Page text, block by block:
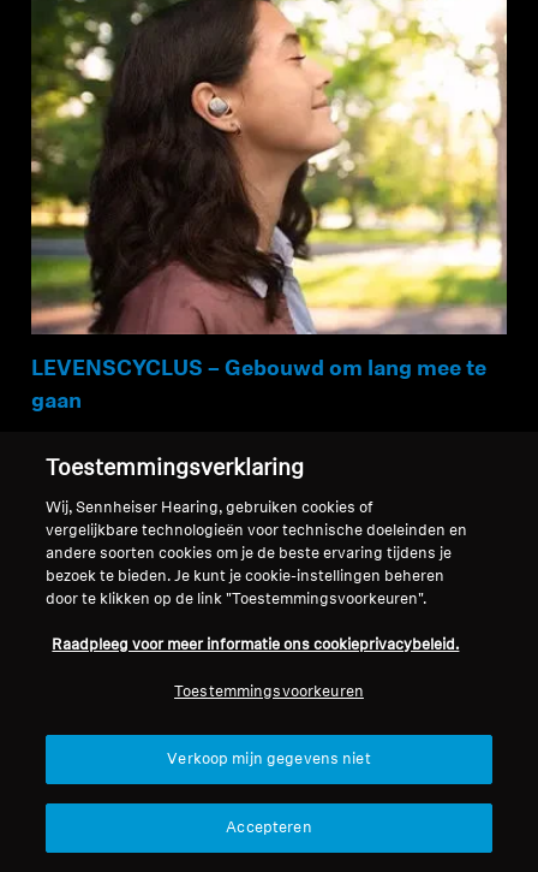
LEVENSCYCLUS – Gebouwd om lang mee te
gaan
Onze producten zijn gebouwd om lang
mee te gaan. Onze hoge
kwalificatienormen testen de stevigheid en
duurzaamheid met valtesten, tuimeltesten,
batterijlevensduur-testen en meer.
MOMENTUM True Wireless 4 zijn IP54-
gecertificeerd, spatwaterdicht en ook
Toestemmingsverklaring
Wij, Sennheiser Hearing, gebruiken cookies of
vergelijkbare technologieën voor technische doeleinden en
andere soorten cookies om je de beste ervaring tijdens je
bezoek te bieden. Je kunt je cookie-instellingen beheren
door te klikken op de link "Toestemmingsvoorkeuren".
Raadpleeg voor meer informatie ons cookieprivacybeleid.
Toestemmingsvoorkeuren
Verkoop mijn gegevens niet
Accepteren